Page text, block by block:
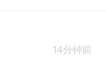
14分钟前